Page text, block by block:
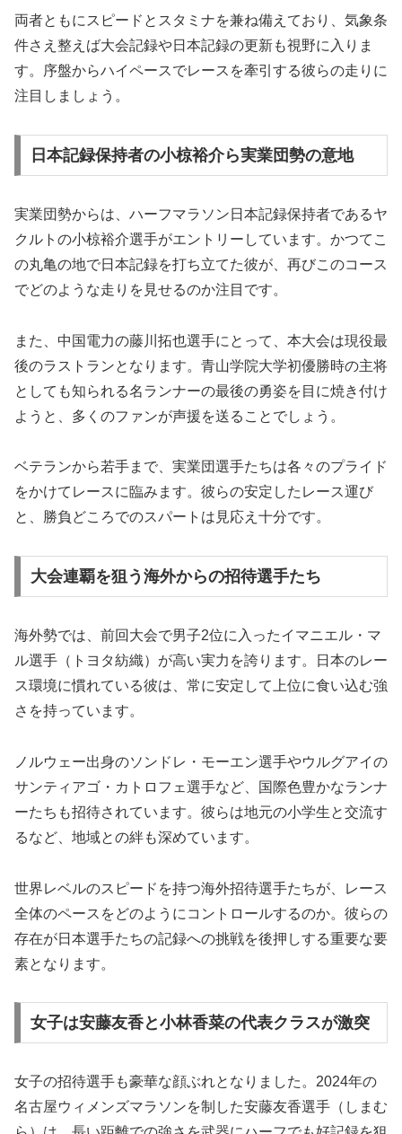
両者ともにスピードとスタミナを兼ね備えており、気象条
件さえ整えば大会記録や日本記録の更新も視野に入りま
す。序盤からハイペースでレースを牽引する彼らの走りに
注目しましょう。
日本記録保持者の小椋裕介ら実業団勢の意地
実業団勢からは、ハーフマラソン日本記録保持者であるヤ
クルトの小椋裕介選手がエントリーしています。かつてこ
の丸亀の地で日本記録を打ち立てた彼が、再びこのコース
でどのような走りを見せるのか注目です。
また、中国電力の藤川拓也選手にとって、本大会は現役最
後のラストランとなります。青山学院大学初優勝時の主将
としても知られる名ランナーの最後の勇姿を目に焼き付け
ようと、多くのファンが声援を送ることでしょう。
ベテランから若手まで、実業団選手たちは各々のプライド
をかけてレースに臨みます。彼らの安定したレース運び
と、勝負どころでのスパートは見応え十分です。
大会連覇を狙う海外からの招待選手たち
海外勢では、前回大会で男子2位に入ったイマニエル・マ
ル選手（トヨタ紡織）が高い実力を誇ります。日本のレー
ス環境に慣れている彼は、常に安定して上位に食い込む強
さを持っています。
ノルウェー出身のソンドレ・モーエン選手やウルグアイの
サンティアゴ・カトロフェ選手など、国際色豊かなランナ
ーたちも招待されています。彼らは地元の小学生と交流す
るなど、地域との絆も深めています。
世界レベルのスピードを持つ海外招待選手たちが、レース
全体のペースをどのようにコントロールするのか。彼らの
存在が日本選手たちの記録への挑戦を後押しする重要な要
素となります。
女子は安藤友香と小林香菜の代表クラスが激突
女子の招待選手も豪華な顔ぶれとなりました。2024年の
名古屋ウィメンズマラソンを制した安藤友香選手（しまむ